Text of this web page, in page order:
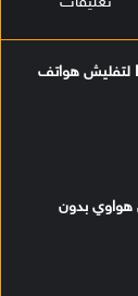
تحميل أداة Realme Flash Tool لتفليش هواتف
بدون